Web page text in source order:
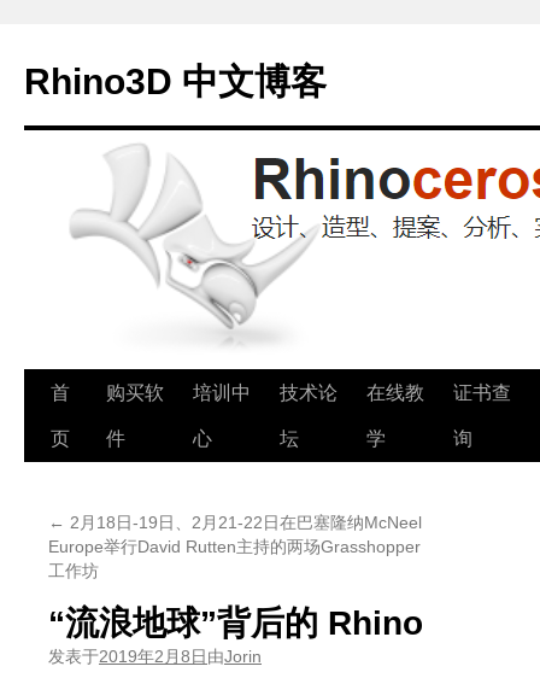
Rhino3D 中文博客
跳
至
首
页
购买软
件
培训中
心
技术论
坛
在线教
学
证书查
询
← 2月18日-19日、2月21-22日在巴塞隆纳McNeel
Europe举行David Rutten主持的两场Grasshopper
工作坊
“流浪地球”背后的 Rhino
发表于2019年2月8日由Jorin